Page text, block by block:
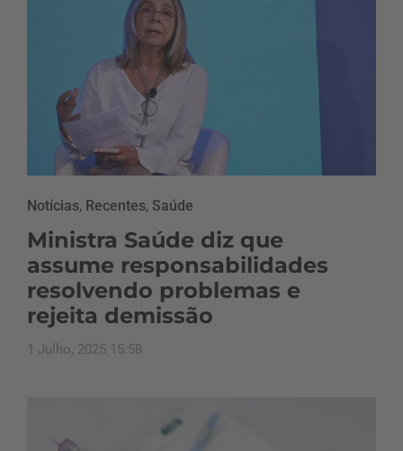
Notícias, Recentes, Saúde
Ministra Saúde diz que
assume responsabilidades
resolvendo problemas e
rejeita demissão
1 Julho, 2025 15:58